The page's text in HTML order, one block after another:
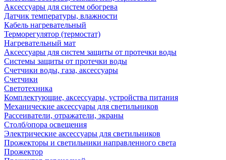
Аксессуары для систем обогрева
Датчик температуры, влажности
Кабель нагревательный
Терморегулятор (термостат)
Нагревательный мат
Аксессуары для систем защиты от протечки воды
Системы защиты от протечки воды
Счетчики воды, газа, аксессуары
Счетчики
Светотехника
Комплектующие, аксессуары, устройства питания
Механические аксессуары для светильников
Рассеиватели, отражатели, экраны
Столб/опора освещения
Электрические аксессуары для светильников
Прожекторы и светильники направленного света
Прожектор